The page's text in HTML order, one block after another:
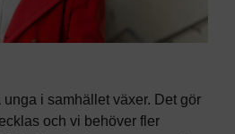
unga i samhället växer. Det gör
och vi behöver fler